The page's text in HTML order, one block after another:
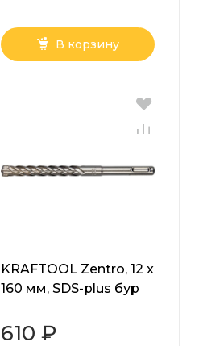
В корзину
KRAFTOOL Zentro, 12 x
160 мм, SDS-plus бур
610 ₽